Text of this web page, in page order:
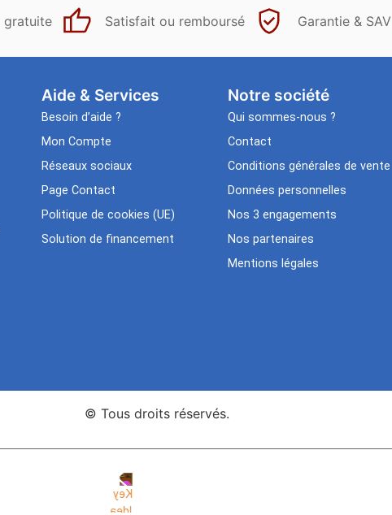
gratuite Satisfait ou remboursé Garantie & SAV
Aide & Services​
Besoin d’aide ?
Mon Compte
Réseaux sociaux
Page Contact
Politique de cookies (UE)
Solution de financement
Notre société
Qui sommes-nous ?
Contact
Conditions générales de vente
Données personnelles
Nos 3 engagements
Nos partenaires
Mentions légales
© Tous droits réservés.